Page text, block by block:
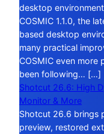
desktop
COSMIC 1.1.0, the
based desktop
many practical
COSMIC even more
been following… […]
Shotcut 26.6: High
Monitor & More
Shotcut 26.6 brings
preview, restored